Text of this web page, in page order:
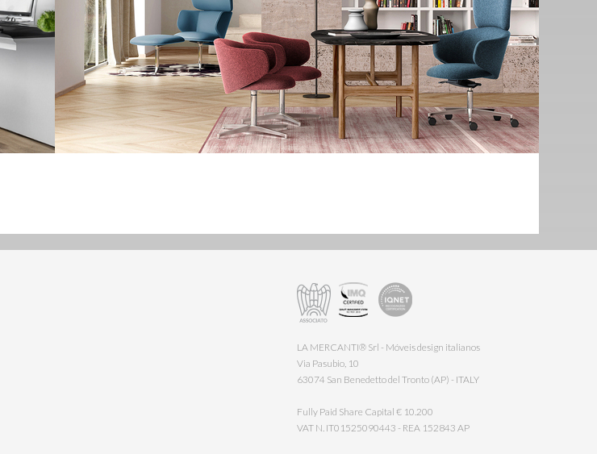
LA MERCANTI® Srl - Móveis design italianos
Via Pasubio, 10
63074 San Benedetto del Tronto (AP) - ITALY
Fully Paid Share Capital € 10.200
VAT N. IT01525090443 - REA 152843 AP